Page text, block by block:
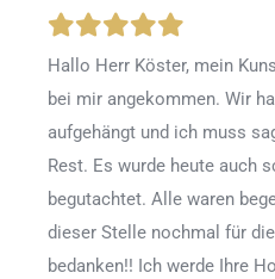
Hallo Herr Köster, mein
bei mir angekommen. Wir
aufgehängt und ich muss
Rest. Es wurde heute auch
begutachtet. Alle waren
dieser Stelle nochmal für
bedanken!! Ich werde Ihre